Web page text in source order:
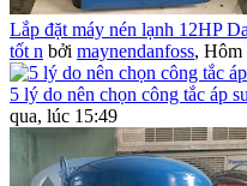
Lắp đặt máy nén lạnh 12HP
tốt n bởi maynendanfoss, Hôm
5 lý do nên chọn công tắc áp
qua, lúc 15:49